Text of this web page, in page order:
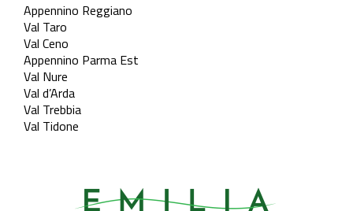
Appennino Reggiano
Val Taro
Val Ceno
Appennino Parma Est
Val Nure
Val d’Arda
Val Trebbia
Val Tidone